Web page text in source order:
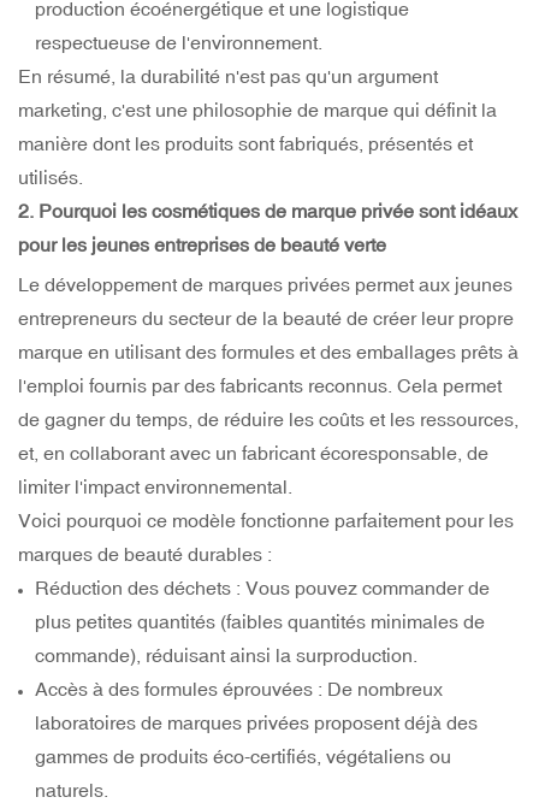
production écoénergétique et une logistique
respectueuse de l'environnement.
En résumé, la durabilité n'est pas qu'un argument
marketing, c'est une philosophie de marque qui définit la
manière dont les produits sont fabriqués, présentés et
utilisés.
2. Pourquoi les cosmétiques de marque privée sont idéaux
pour les jeunes entreprises de beauté verte
Le développement de marques privées permet aux jeunes
entrepreneurs du secteur de la beauté de créer leur propre
marque en utilisant des formules et des emballages prêts à
l'emploi fournis par des fabricants reconnus. Cela permet
de gagner du temps, de réduire les coûts et les ressources,
et, en collaborant avec un fabricant écoresponsable, de
limiter l'impact environnemental.
Voici pourquoi ce modèle fonctionne parfaitement pour les
marques de beauté durables :
Réduction des déchets : Vous pouvez commander de
plus petites quantités (faibles quantités minimales de
commande), réduisant ainsi la surproduction.
Accès à des formules éprouvées : De nombreux
laboratoires de marques privées proposent déjà des
gammes de produits éco-certifiés, végétaliens ou
naturels.